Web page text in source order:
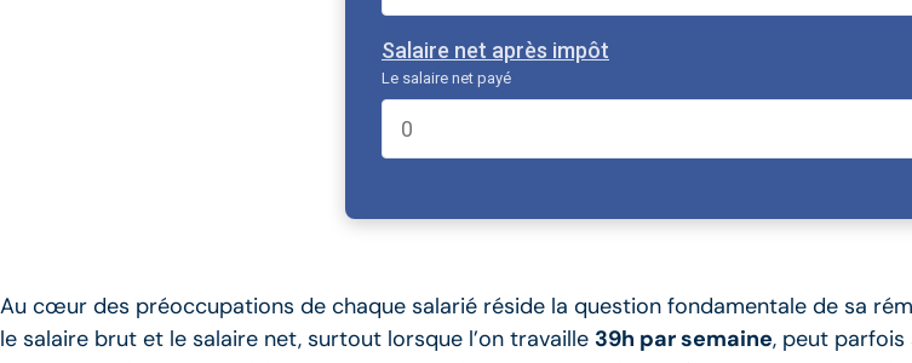
Salaire net après impôt
Le salaire net payé
Au cœur des préoccupations de chaque salarié réside la question fondamentale de sa
le salaire brut et le salaire net, surtout lorsque l’on travaille 39h par semaine, peut parfois